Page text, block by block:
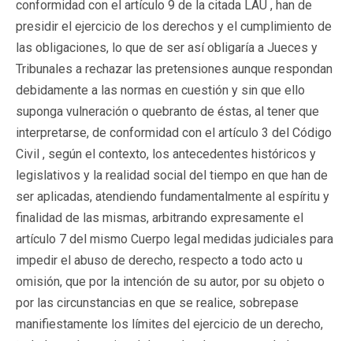
conformidad con el artículo 9 de la citada LAU , han de
presidir el ejercicio de los derechos y el cumplimiento de
las obligaciones, lo que de ser así obligaría a Jueces y
Tribunales a rechazar las pretensiones aunque respondan
debidamente a las normas en cuestión y sin que ello
suponga vulneración o quebranto de éstas, al tener que
interpretarse, de conformidad con el artículo 3 del Código
Civil , según el contexto, los antecedentes históricos y
legislativos y la realidad social del tiempo en que han de
ser aplicadas, atendiendo fundamentalmente al espíritu y
finalidad de las mismas, arbitrando expresamente el
artículo 7 del mismo Cuerpo legal medidas judiciales para
impedir el abuso de derecho, respecto a todo acto u
omisión, que por la intención de su autor, por su objeto o
por las circunstancias en que se realice, sobrepase
manifiestamente los límites del ejercicio de un derecho,